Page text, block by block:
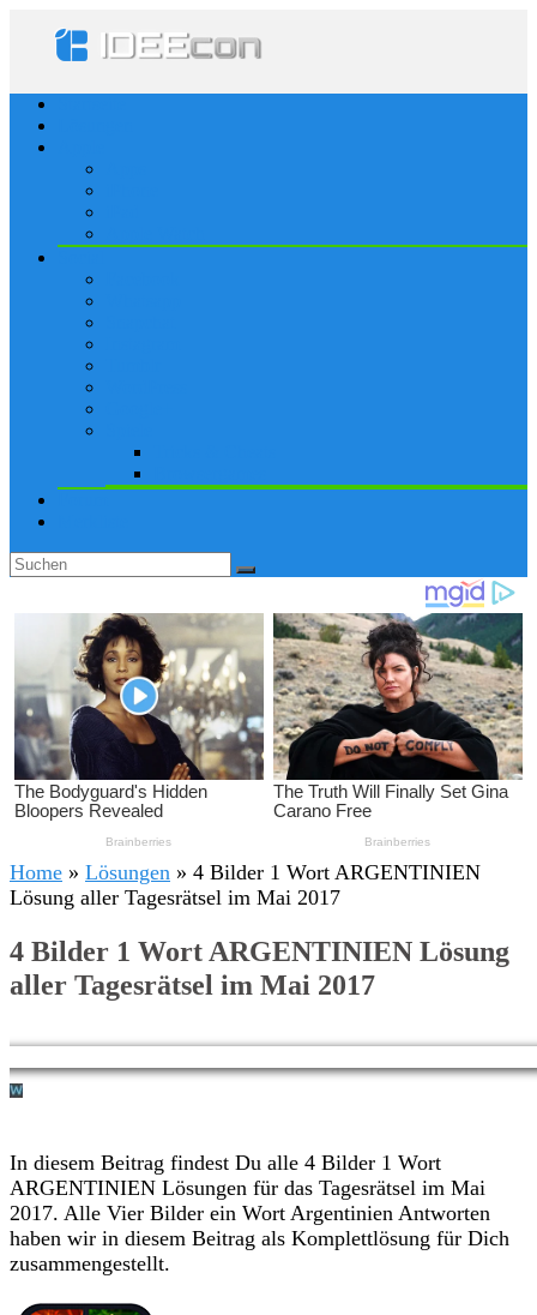
Home » Lösungen » 4 Bilder 1 Wort ARGENTINIEN
Lösung aller Tagesrätsel im Mai 2017
4 Bilder 1 Wort ARGENTINIEN Lösung
aller Tagesrätsel im Mai 2017
In diesem Beitrag findest Du alle 4 Bilder 1 Wort
ARGENTINIEN Lösungen für das Tagesrätsel im Mai
2017. Alle Vier Bilder ein Wort Argentinien Antworten
haben wir in diesem Beitrag als Komplettlösung für Dich
zusammengestellt.